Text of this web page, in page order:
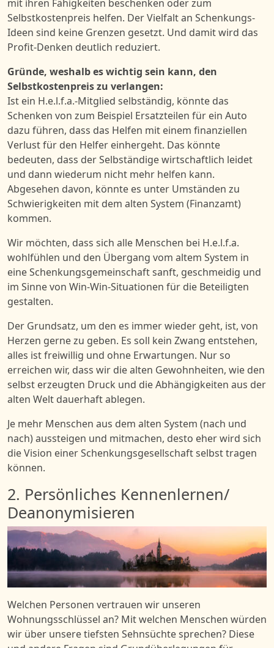
mit ihren Fähigkeiten beschenken oder zum
Selbstkostenpreis helfen. Der Vielfalt an Schenkungs-
Ideen sind keine Grenzen gesetzt. Und damit wird das
Profit-Denken deutlich reduziert.
Gründe, weshalb es wichtig sein kann, den
Selbstkostenpreis zu verlangen:
Ist ein H.e.l.f.a.-Mitglied selbständig, könnte das
Schenken von zum Beispiel Ersatzteilen für ein Auto
dazu führen, dass das Helfen mit einem finanziellen
Verlust für den Helfer einhergeht. Das könnte
bedeuten, dass der Selbständige wirtschaftlich leidet
und dann wiederum nicht mehr helfen kann.
Abgesehen davon, könnte es unter Umständen zu
Schwierigkeiten mit dem alten System (Finanzamt)
kommen.
Wir möchten, dass sich alle Menschen bei H.e.l.f.a.
wohlfühlen und den Übergang vom altem System in
eine Schenkungsgemeinschaft sanft, geschmeidig und
im Sinne von Win-Win-Situationen für die Beteiligten
gestalten.
Der Grundsatz, um den es immerwieder geht, ist, von
Herzen gernezu geben. Es soll kein Zwang entstehen,
alles ist freiwillig und ohne Erwartungen. Nur so
erreichen wir, dass wir diealten Gewohnheiten, wie den
selbst erzeugten Druck und dieAbhängigkeiten aus der
alten Welt dauerhaftablegen.
Je mehr Menschen aus dem alten System (nach und
nach)aussteigen und mitmachen, desto eher wird sich
die Vision einer Schenkungsgesellschaft selbst tragen
können.
2. Persönliches Kennenlernen/
Deanonymisieren
Bild
Welchen Personen vertrauen wir unseren
Wohnungsschlüssel an? Mit welchen Menschen würden
wir über unsere tiefsten Sehnsüchte sprechen? Diese